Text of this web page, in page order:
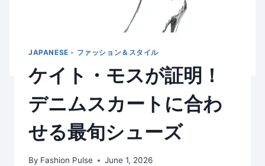
JAPANESE - ファッション＆スタイル
ケイト・モスが証明！
デニムスカートに合わ
せる最旬シューズ
By Fashion Pulse June 1, 2026